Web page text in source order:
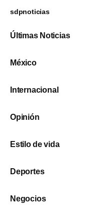
sdpnoticias
Últimas Noticias
México
Internacional
Opinión
Estilo de vida
Deportes
Negocios